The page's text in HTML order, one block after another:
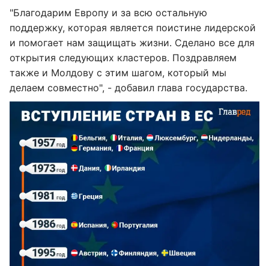
"Благодарим Европу и за всю остальную
поддержку, которая является поистине лидерской
и помогает нам защищать жизни. Сделано все для
открытия следующих кластеров. Поздравляем
также и Молдову с этим шагом, который мы
делаем совместно", - добавил глава государства.